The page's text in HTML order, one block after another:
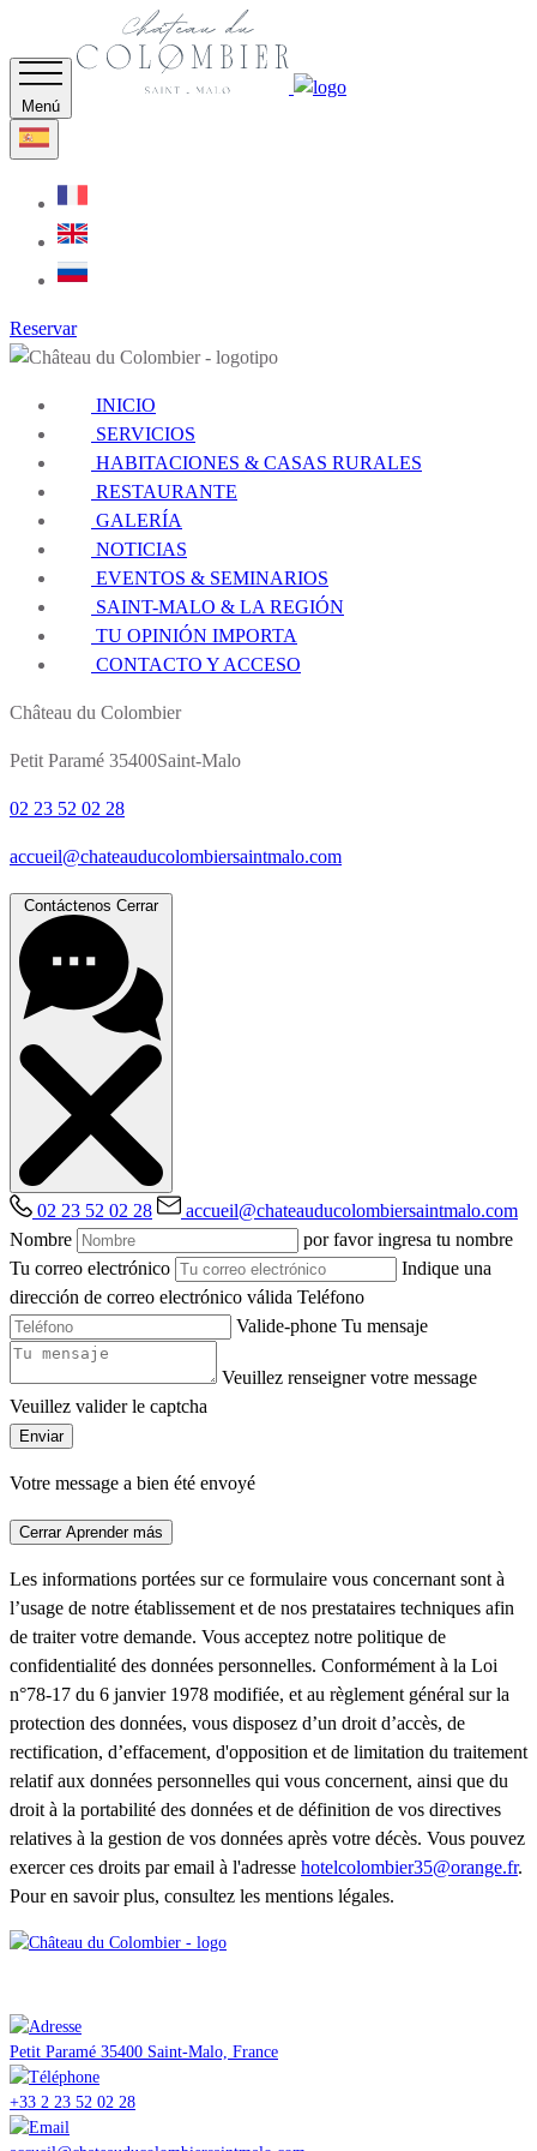
Menú
Reservar
INICIO
SERVICIOS
HABITACIONES & CASAS RURALES
RESTAURANTE
GALERÍA
NOTICIAS
EVENTOS & SEMINARIOS
SAINT-MALO & LA REGIÓN
TU OPINIÓN IMPORTA
CONTACTO Y ACCESO
Château du Colombier
Petit Paramé 35400Saint-Malo
02 23 52 02 28
accueil@chateauducolombiersaintmalo.com
Contáctenos Cerrar
02 23 52 02 28
accueil@chateauducolombiersaintmalo.com
Nombre
por favor ingresa tu nombre
Tu correo electrónico
Indique una
dirección de correo electrónico válida Teléfono
Valide-phone Tu mensaje
Veuillez renseigner votre message
Veuillez valider le captcha
Enviar
Votre message a bien été envoyé
Cerrar Aprender más
Les informations portées sur ce formulaire vous concernant sont à
l’usage de notre établissement et de nos prestataires techniques afin
de traiter votre demande. Vous acceptez notre politique de
confidentialité des données personnelles. Conformément à la Loi
n°78-17 du 6 janvier 1978 modifiée, et au règlement général sur la
protection des données, vous disposez d’un droit d’accès, de
rectification, d’effacement, d'opposition et de limitation du traitement
relatif aux données personnelles qui vous concernent, ainsi que du
droit à la portabilité des données et de définition de vos directives
relatives à la gestion de vos données après votre décès. Vous pouvez
exercer ces droits par email à l'adresse hotelcolombier35@orange.fr.
Pour en savoir plus, consultez les mentions légales.
Petit Paramé 35400 Saint-Malo, France
+33 2 23 52 02 28